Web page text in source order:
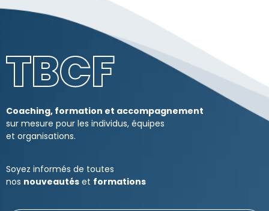
TBCF
Coaching, formation et accompagnement
sur mesure pour les individus, équipes
et organisations.
Soyez informés de toutes
nos nouveautés et formations